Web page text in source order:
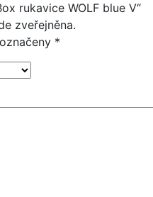
rukavice WOLF blue V“
zveřejněna.
*